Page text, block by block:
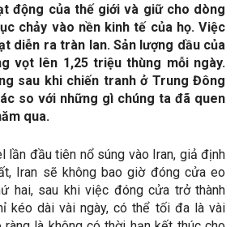
động của thế giới và giữ cho dòng
chảy vào nền kinh tế của họ. Việc
diễn ra tràn lan. Sản lượng dầu của
vọt lên 1,25 triệu thùng mỗi ngày.
sau khi chiến tranh ở Trung Đông
so với những gì chúng ta đã quen
qua.
lần đầu tiên nổ súng vào Iran, giả định
Iran sẽ không bao giờ đóng cửa eo
hai, sau khi việc đóng cửa trở thành
kéo dài vài ngày, có thể tối đa là vài